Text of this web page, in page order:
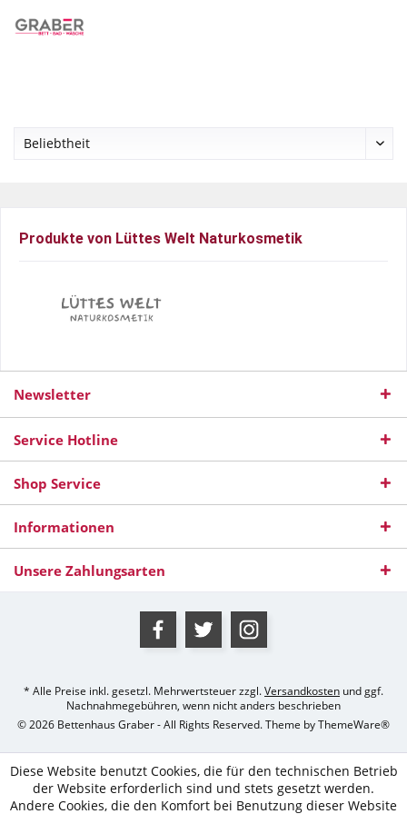
Produkte von Lüttes Welt Naturkosmetik
Newsletter
Service Hotline
Shop Service
Informationen
Unsere Zahlungsarten
* Alle Preise inkl. gesetzl. Mehrwertsteuer zzgl.Versandkosten und ggf.
Nachnahmegebühren, wenn nicht anders beschrieben
© 2026 Bettenhaus Graber - All Rights Reserved. Theme byThemeWare®
Diese Website benutzt Cookies, die für den technischen Betrieb
der Website erforderlich sind und stets gesetzt werden.
Andere Cookies, die den Komfort bei Benutzung dieser Website